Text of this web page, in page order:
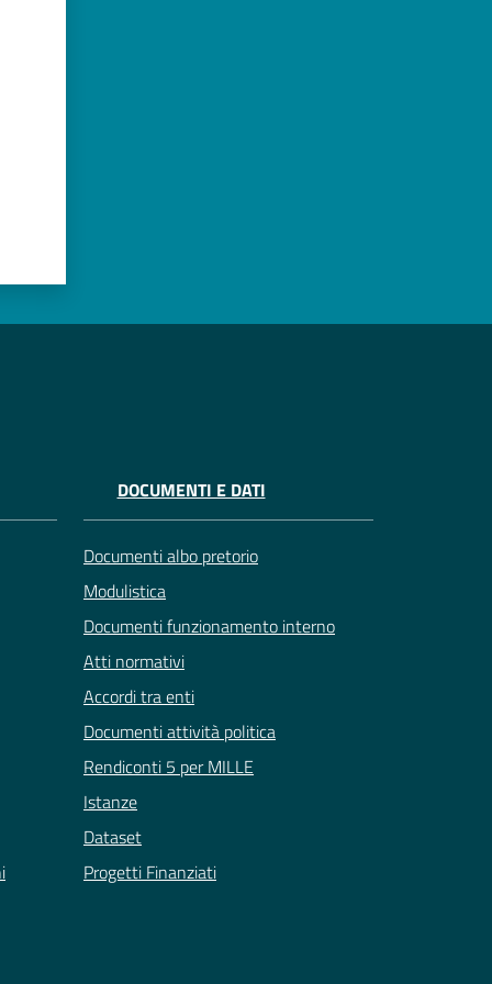
DOCUMENTI E DATI
Documenti albo pretorio
Modulistica
Documenti funzionamento interno
Atti normativi
Accordi tra enti
Documenti attività politica
Rendiconti 5 per MILLE
Istanze
Dataset
Progetti Finanziati